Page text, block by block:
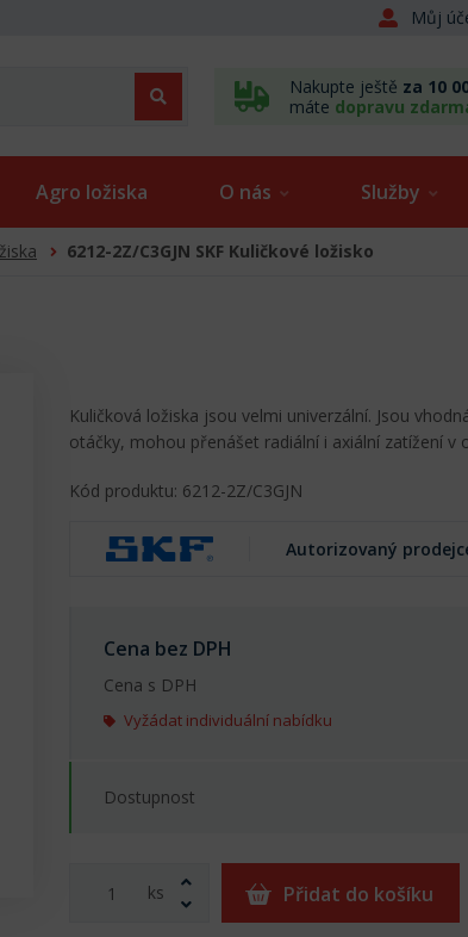
Můj
Nakupte ještě za 10
máte dopravu
Agro ložiska O nás Služby
6212-2Z/C3GJN SKF Kuličkové ložisko
Kuličková ložiska jsou velmi univerzální. Jsou
otáčky, mohou přenášet radiální i axiální zatížení v
Kód produktu: 6212-2Z/C3GJN
Autorizovaný
Cena bez DPH
Cena s DPH
Vyžádat individuální nabídku
Dostupnost
ks Přidat do košíku